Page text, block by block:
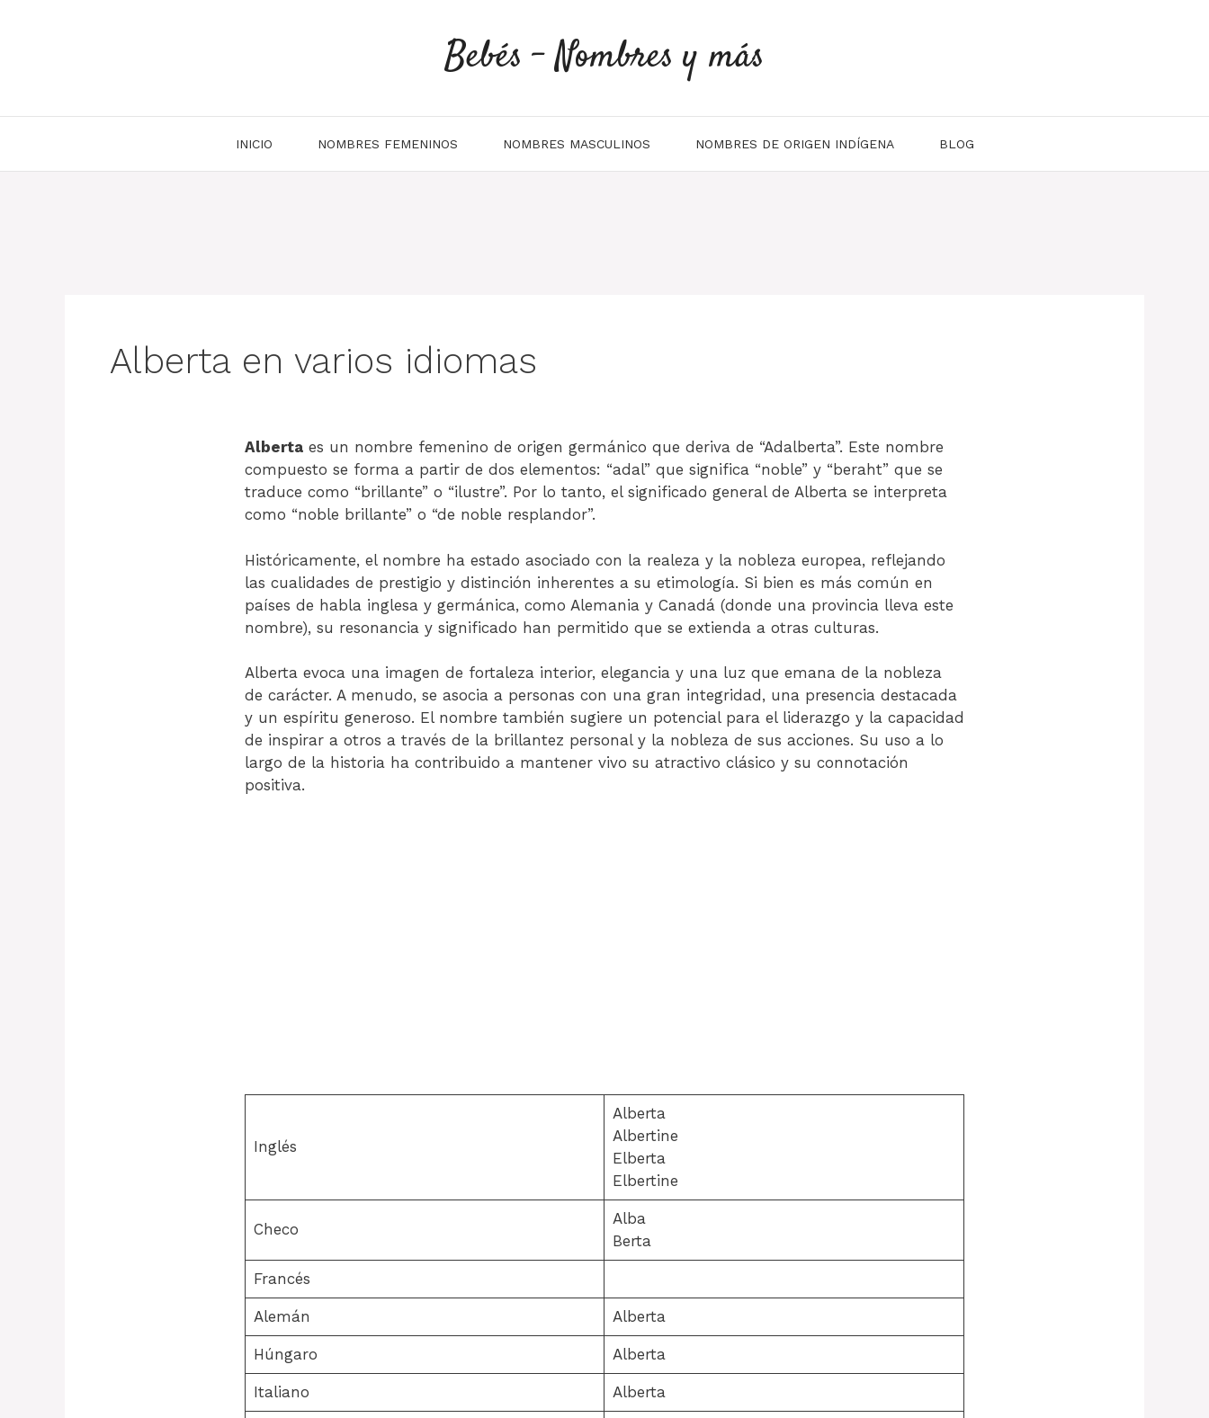
Bebés - Nombres y más
INICIO NOMBRES FEMENINOS NOMBRES MASCULINOS NOMBRES DE ORIGEN INDÍGENA BLOG
Alberta en varios idiomas
Alberta es un nombre femenino de origen germánico que deriva de “Adalberta”. Este nombre
compuesto se forma a partir de dos elementos: “adal” que significa “noble” y “beraht” que se
traduce como “brillante” o “ilustre”. Por lo tanto, el significado general de Alberta se interpreta
como “noble brillante” o “de noble resplandor”.
Históricamente, el nombre ha estado asociado con la realeza y la nobleza europea, reflejando
las cualidades de prestigio y distinción inherentes a su etimología. Si bien es más común en
países de habla inglesa y germánica, como Alemania y Canadá (donde una provincia lleva este
nombre), su resonancia y significado han permitido que se extienda a otras culturas.
Alberta evoca una imagen de fortaleza interior, elegancia y una luz que emana de la nobleza
de carácter. A menudo, se asocia a personas con una gran integridad, una presencia destacada
y un espíritu generoso. El nombre también sugiere un potencial para el liderazgo y la capacidad
de inspirar a otros a través de la brillantez personal y la nobleza de sus acciones. Su uso a lo
largo de la historia ha contribuido a mantener vivo su atractivo clásico y su connotación
positiva.
Inglés
Alberta
Albertine
Elberta
Elbertine
Checo
Alba
Berta
Francés
Alemán Alberta
Húngaro Alberta
Italiano Alberta